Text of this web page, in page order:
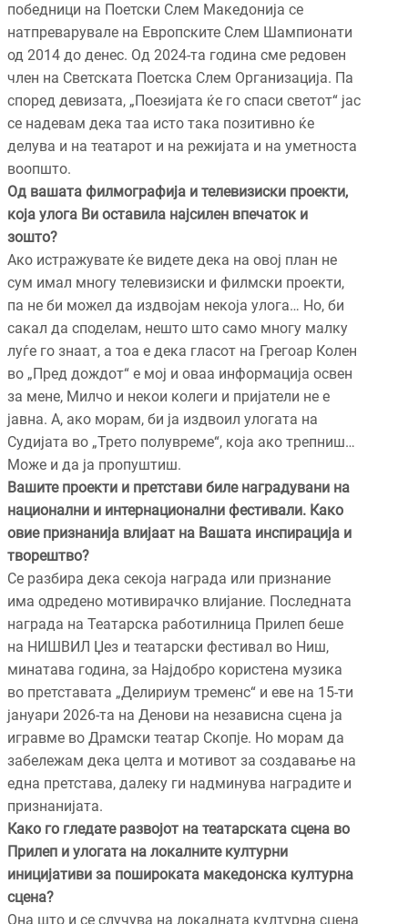
победници на Поетски Слем Македонија се
натпреварувале на Европските Слем Шампионати
од 2014 до денес. Од 2024-та година сме редовен
член на Светската Поетска Слем Организација. Па
според девизата, „Поезијата ќе го спаси светот“ јас
се надевам дека таа исто така позитивно ќе
делува и на театарот и на режијата и на уметноста
воопшто.
Од вашата филмографија и телевизиски проекти,
која улога Ви оставила најсилен впечаток и
зошто?
Ако истражувате ќе видeте дека на овој план не
сум имал многу телевизиски и филмски проекти,
па не би можел да издвојам некоја улога… Но, би
сакал да споделам, нешто што само многу малку
луѓе го знаат, а тоа е дека гласот на Грегоар Колен
во „Пред дождот“ е мој и оваа информација освен
за мене, Милчо и некои колеги и пријатели не е
јавна. А, ако морам, би ја издвоил улогата на
Судијата во „Трето полувреме“, која ако трепниш…
Може и да ја пропуштиш.
Вашите проекти и претстави биле наградувани на
национални и интернационални фестивали. Како
овие признанија влијаат на Вашата инспирација и
творештво?
Се разбира дека секоја награда или признание
има одредено мотивирачко влијание. Последната
награда на Театарска работилница Прилеп беше
на НИШВИЛ Џез и театарски фестивал во Ниш,
минатава година, за Најдобро користена музика
во претставата „Делириум тременс“ и еве на 15-ти
јануари 2026-та на Денови на независна сцена ја
игравме во Драмски театар Скопје. Но морам да
забележам дека целта и мотивот за создавање на
една претстава, далеку ги надминува наградите и
признанијата.
Како го гледате развојот на театарската сцена во
Прилеп и улогата на локалните културни
иницијативи за пошироката македонска културна
сцена?
Она што и се случува на локалната културна сцена